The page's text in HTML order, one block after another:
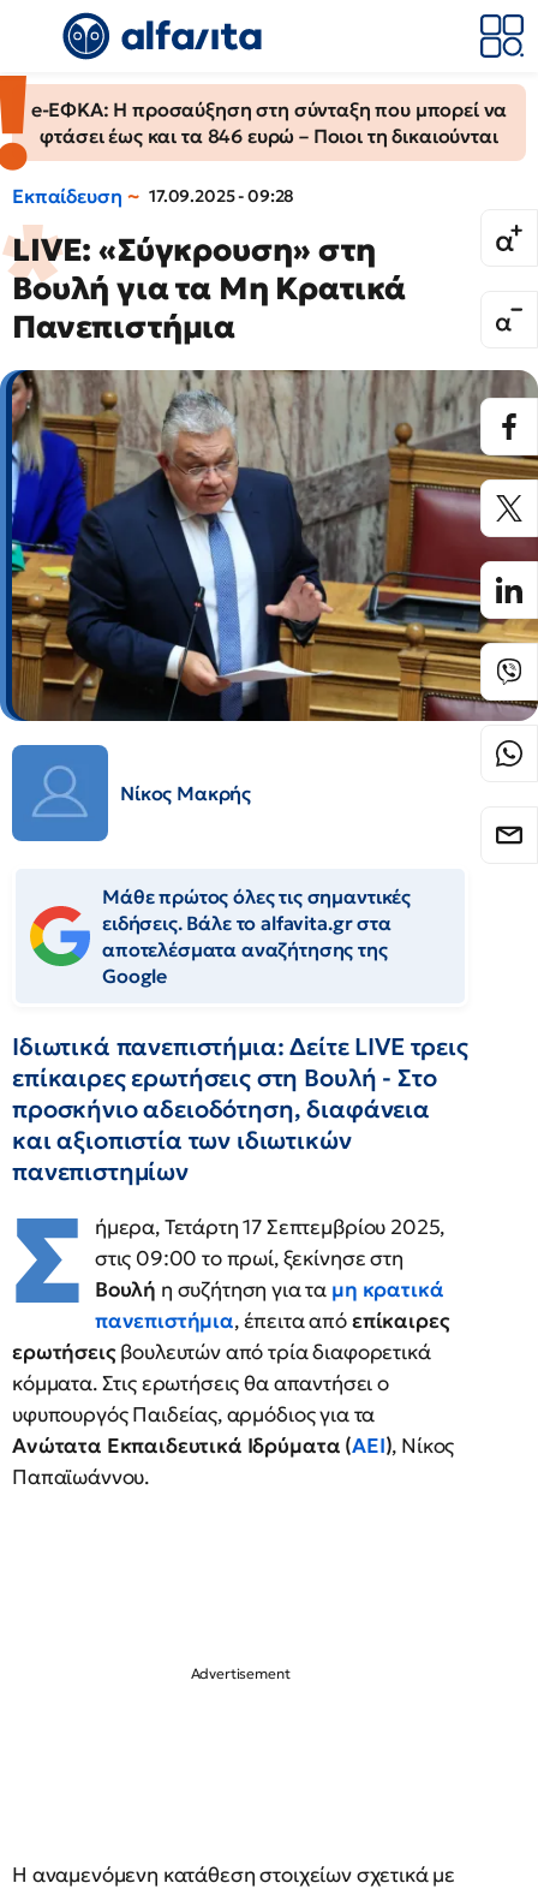
e-ΕΦΚΑ: Η προσαύξηση στη σύνταξη που μπορεί να
φτάσει έως και τα 846 ευρώ – Ποιοι τη δικαιούνται
Εκπαίδευση 17.09.2025 - 09:28
LIVE: «Σύγκρουση» στη
Βουλή για τα Μη Κρατικά
Πανεπιστήμια
Νίκος Μακρής
Μάθε πρώτος όλες τις σημαντικές
ειδήσεις. Βάλε το alfavita.gr στα
αποτελέσματα αναζήτησης της
Google
Ιδιωτικά πανεπιστήμια: Δείτε LIVE τρεις
επίκαιρες ερωτήσεις στη Βουλή - Στο
προσκήνιο αδειοδότηση, διαφάνεια
και αξιοπιστία των ιδιωτικών
πανεπιστημίων
Σ
ήμερα, Τετάρτη 17 Σεπτεμβρίου 2025,
στις 09:00 το πρωί, ξεκίνησε στη
Βουλή η συζήτηση για τα μη κρατικά
πανεπιστήμια, έπειτα απόεπίκαιρες
ερωτήσειςβουλευτών από τρία διαφορετικά
κόμματα. Στις ερωτήσεις θα απαντήσει ο
υφυπουργός Παιδείας, αρμόδιος για τα
Ανώτατα Εκπαιδευτικά Ιδρύματα (ΑΕΙ), Νίκος
Παπαϊωάννου.
Η αναμενόμενη κατάθεση στοιχείων σχετικά με